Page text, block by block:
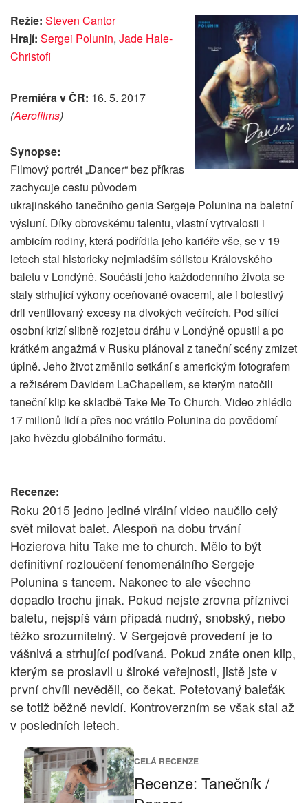
Režie: Steven Cantor
Hrají: Sergei Polunin, Jade Hale-
Christofi
Premiéra v ČR: 16. 5. 2017
(Aerofilms)
Synopse:
Filmový portrét „Dancer“ bez příkras
zachycuje cestu původem
ukrajinského tanečního genia Sergeje Polunina na baletní
výsluní. Díky obrovskému talentu, vlastní vytrvalosti i
ambicím rodiny, která podřídila jeho kariéře vše, se v 19
letech stal historicky nejmladším sólistou Královského
baletu v Londýně. Součástí jeho každodenního života se
staly strhující výkony oceňované ovacemi, ale i bolestivý
dril ventilovaný excesy na divokých večírcích. Pod sílící
osobní krizí slibně rozjetou dráhu v Londýně opustil a po
krátkém angažmá v Rusku plánoval z taneční scény zmizet
úplně. Jeho život změnilo setkání s americkým fotografem
a režisérem Davidem LaChapellem, se kterým natočili
taneční klip ke skladbě Take Me To Church. Video zhlédlo
17 milionů lidí a přes noc vrátilo Polunina do povědomí
jako hvězdu globálního formátu.
Recenze:
Roku 2015 jedno jediné virální video naučilo celý
svět milovat balet. Alespoň na dobu trvání
Hozierova hitu Take me to church. Mělo to být
definitivní rozloučení fenomenálního Sergeje
Polunina s tancem. Nakonec to ale všechno
dopadlo trochu jinak. Pokud nejste zrovna příznivci
baletu, nejspíš vám připadá nudný, snobský, nebo
těžko srozumitelný. V Sergejově provedení je to
vášnivá a strhující podívaná. Pokud znáte onen klip,
kterým se proslavil u široké veřejnosti, jistě jste v
první chvíli nevěděli, co čekat. Potetovaný baleťák
se totiž běžně nevidí. Kontroverzním se však stal až
v posledních letech.
CELÁ RECENZE
Recenze: Tanečník /